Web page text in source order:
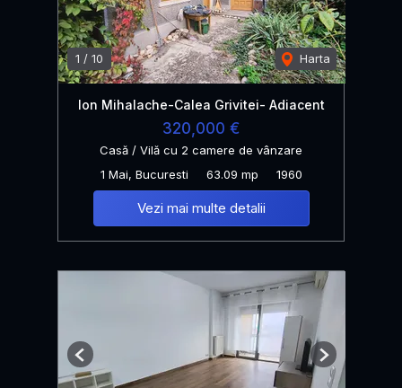
1 / 10 Harta
Ion Mihalache-Calea Grivitei- Adiacent
320,000 €
Casă / Vilă cu 2 camere de vânzare
1 Mai, Bucuresti
63.09 mp 1960
Vezi mai multe detalii
Previous Next